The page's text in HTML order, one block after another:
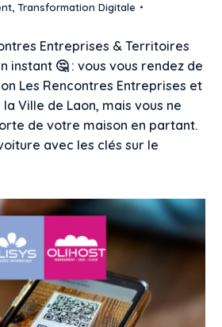
, Transformation Digitale
Entreprises & Territoires
instant 🤔 : vous vous rendez de
Les Rencontres Entreprises et
Ville de Laon, mais vous ne
de votre maison en partant.
avec les clés sur le